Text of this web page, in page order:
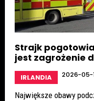
Strajk
jest zagrożenie
IRLANDIA 2026-05-
Największe obawy